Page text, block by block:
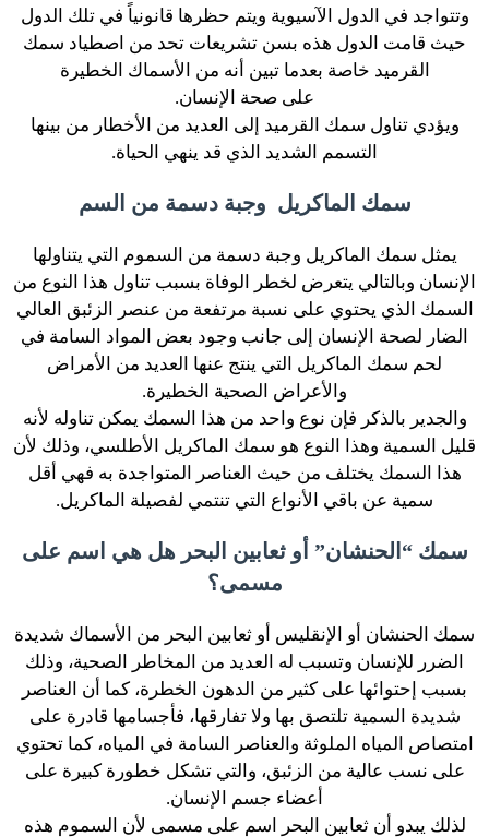
وتتواجد في الدول الآسيوية ويتم حظرها قانونياً في تلك الدول
حيث قامت الدول هذه بسن تشريعات تحد من اصطياد سمك
القرميد خاصة بعدما تبين أنه من الأسماك الخطيرة
على صحة الإنسان.
ويؤدي تناول سمك القرميد إلى العديد من الأخطار من بينها
التسمم الشديد الذي قد ينهي الحياة.
سمك الماكريل وجبة دسمة من السم
يمثل سمك الماكريل وجبة دسمة من السموم التي يتناولها
الإنسان وبالتالي يتعرض لخطر الوفاة بسبب تناول هذا النوع من
السمك الذي يحتوي على نسبة مرتفعة من عنصر الزئبق العالي
الضار لصحة الإنسان إلى جانب وجود بعض المواد السامة في
لحم سمك الماكريل التي ينتج عنها العديد من الأمراض
والأعراض الصحية الخطيرة.
والجدير بالذكر فإن نوع واحد من هذا السمك يمكن تناوله لأنه
قليل السمية وهذا النوع هو سمك الماكريل الأطلسي، وذلك لأن
هذا السمك يختلف من حيث العناصر المتواجدة به فهي أقل
سمية عن باقي الأنواع التي تنتمي لفصيلة الماكريل.
سمك “الحنشان” أو ثعابين البحر هل هي اسم على
مسمى؟
سمك الحنشان أو الإنقليس أو ثعابين البحر من الأسماك شديدة
الضرر للإنسان وتسبب له العديد من المخاطر الصحية، وذلك
بسبب إحتوائها على كثير من الدهون الخطرة، كما أن العناصر
شديدة السمية تلتصق بها ولا تفارقها، فأجسامها قادرة على
امتصاص المياه الملوثة والعناصر السامة في المياه، كما تحتوي
على نسب عالية من الزئبق، والتي تشكل خطورة كبيرة على
أعضاء جسم الإنسان.
لذلك يبدو أن ثعابين البحر اسم على مسمى لأن السموم هذه